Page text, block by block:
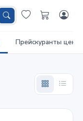
Прейскуранты цен